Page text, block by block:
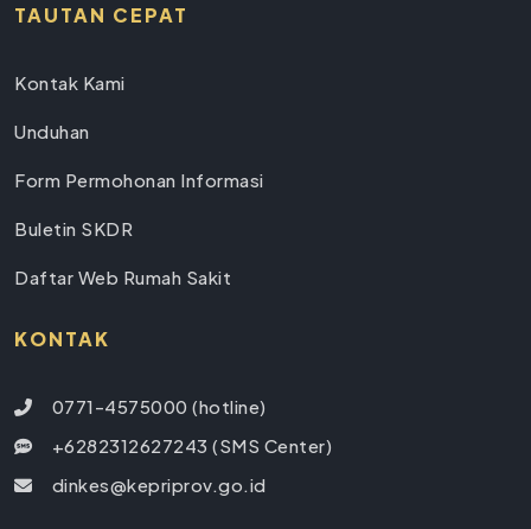
TAUTAN CEPAT
Kontak Kami
Unduhan
Form Permohonan Informasi
Buletin SKDR
Daftar Web Rumah Sakit
KONTAK
0771-4575000 (hotline)
+6282312627243 (SMS Center)
dinkes@kepriprov.go.id